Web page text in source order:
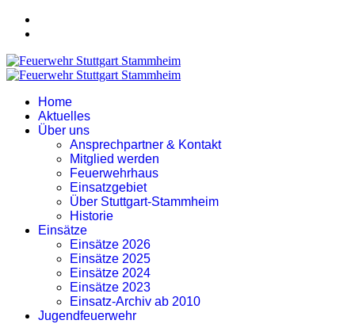
Home
Aktuelles
Über uns
Ansprechpartner & Kontakt
Mitglied werden
Feuerwehrhaus
Einsatzgebiet
Über Stuttgart-Stammheim
Historie
Einsätze
Einsätze 2026
Einsätze 2025
Einsätze 2024
Einsätze 2023
Einsatz-Archiv ab 2010
Jugendfeuerwehr